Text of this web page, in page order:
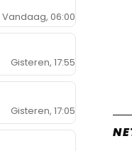
kam worden
een Hamilton
Vandaag, 06:00
Gisteren, 17:55
Gisteren, 17:05